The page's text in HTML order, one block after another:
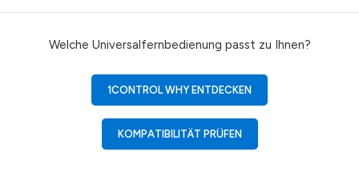
Welche Universalfernbedienung passt zu Ihnen?
1CONTROL WHY ENTDECKEN
KOMPATIBILITÄT PRÜFEN